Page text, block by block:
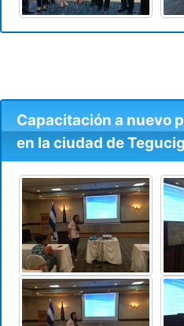
Capacitación a nuevo
en la ciudad de